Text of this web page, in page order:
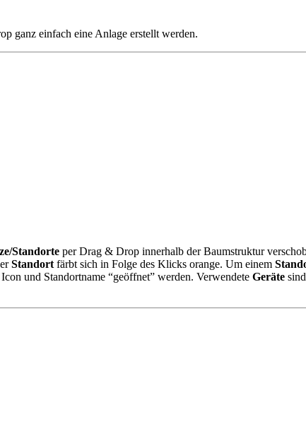
ganz einfach eine Anlage erstellt werden.
Standorte per Drag & Drop innerhalb der Baumstruktur
Standortfärbt sich in Folge des Klicks orange. Um einem
und Standortname “geöffnet” werden. Verwendete Geräte